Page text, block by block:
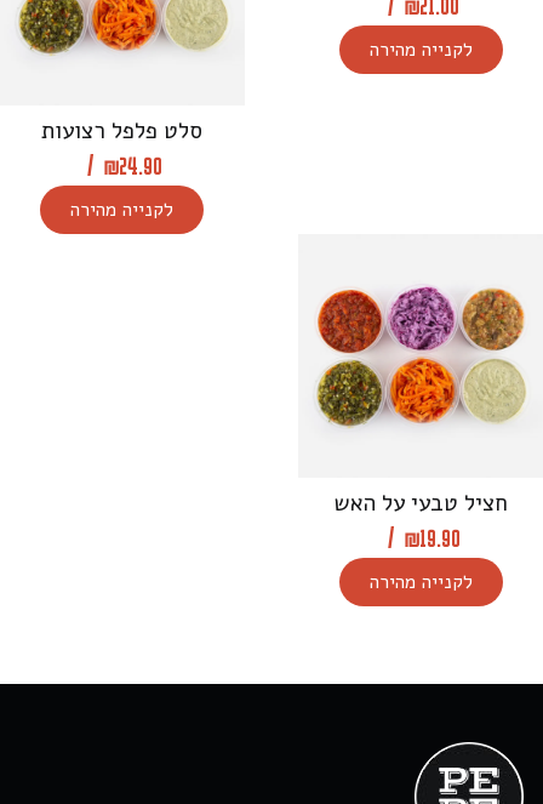
לקנייה מהירה
סלט פלפל רצועות
₪24.90
/
לקנייה מהירה
חציל טבעי על האש
₪19.90
/
לקנייה מהירה